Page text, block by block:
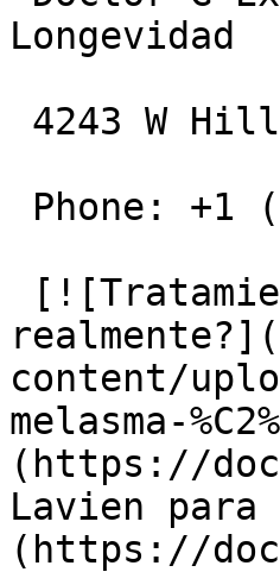
Longevidad
content/
melasma-
(https://
Lavien para
(https://